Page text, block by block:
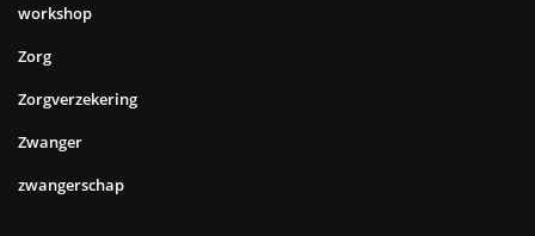
workshop
Zorg
Zorgverzekering
Zwanger
zwangerschap